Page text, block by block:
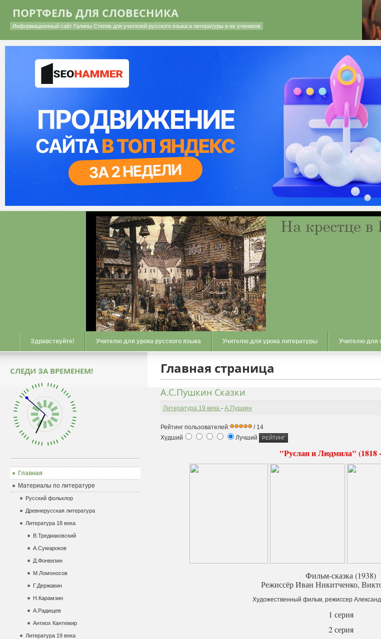
ПОРТФЕЛЬ ДЛЯ СЛОВЕСНИКА
Информационный сайт Галины Степяк для учителей русского языка и литературы и их учеников
Здравствуйте! Учителю для урока русского языка Учителю для урока литературы Учителю для
Главная страница
А.С.Пушкин Сказки
Литература 19 века - А.Пушкин
Рейтинг пользователей:
/ 14
Худший
Лучший
"Руслан и Людмила" (1818
Фильм-сказка (1938)
Режиссёр Иван Никитченко,
Художественный фильм, режиссер
1 серия
2 серия
СЛЕДИ ЗА ВРЕМЕНЕМ!
Главная
Материалы по литературе
Русский фольклор
Древнерусская литература
Литература 18 века
В.Тредиаковский
А.Сумароков
Д.Фонвизин
М.Ломоносов
Г.Державин
Н.Карамзин
А.Радищев
Антиох Кантемир
Литература 19 века